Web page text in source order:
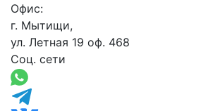
Офис:
г. Мытищи,
ул. Летная 19 оф. 468
Соц. сети